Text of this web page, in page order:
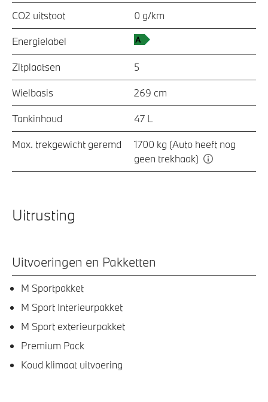
CO2 uitstoot 0 g/km
Energielabel
Zitplaatsen 5
Wielbasis 269 cm
Tankinhoud 47 L
Max. trekgewicht geremd
1700 kg (Auto heeft nog
geen trekhaak)
Uitrusting
Uitvoeringen en Pakketten
M Sportpakket
M Sport Interieurpakket
M Sport exterieurpakket
Premium Pack
Koud klimaat uitvoering